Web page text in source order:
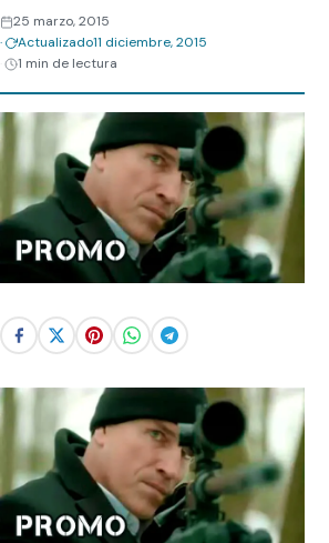
Webisodios
25 marzo, 2015
Actualizado11 diciembre, 2015
1 min de lectura